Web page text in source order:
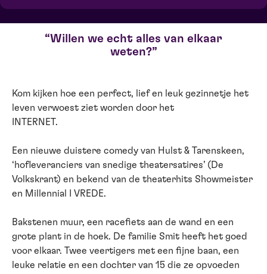
Willen we echt alles van elkaar
weten?
Kom kijken hoe een perfect, lief en leuk gezinnetje het
leven verwoest ziet worden door het
INTERNET.
Een nieuwe duistere comedy van Hulst & Tarenskeen,
‘hofleveranciers van snedige theatersatires’ (De
Volkskrant) en bekend van de theaterhits Showmeister
en Millennial I VREDE.
Bakstenen muur, een racefiets aan de wand en een
grote plant in de hoek. De familie Smit heeft het goed
voor elkaar. Twee veertigers met een fijne baan, een
leuke relatie en een dochter van 15 die ze opvoeden